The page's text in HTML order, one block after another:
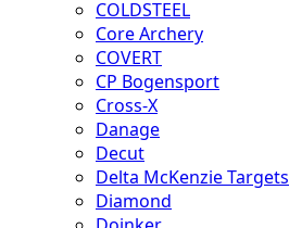
COLDSTEEL
Core Archery
COVERT
CP Bogensport
Cross-X
Danage
Decut
Delta McKenzie Targets
Diamond